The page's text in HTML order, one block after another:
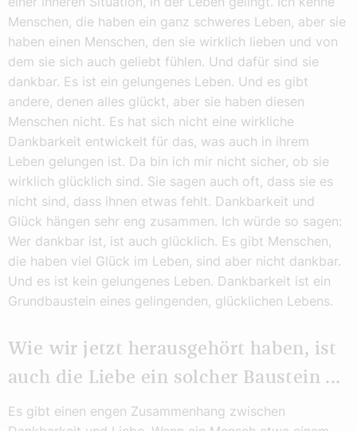
Menschen, die haben ein ganz schweres Leben, aber sie
haben einen Menschen, den sie wirklich lieben und von
dem sie sich auch geliebt fühlen. Und dafür sind sie
dankbar. Es ist ein gelungenes Leben. Und es gibt
andere, denen alles glückt, aber sie haben diesen
Menschen nicht. Es hat sich nicht eine wirkliche
Dankbarkeit entwickelt für das, was auch in ihrem
Leben gelungen ist. Da bin ich mir nicht sicher, ob sie
wirklich glücklich sind. Sie sagen auch oft, dass sie es
nicht sind, dass ihnen etwas fehlt. Dankbarkeit und
Glück hängen sehr eng zusammen. Ich würde so sagen:
Wer dankbar ist, ist auch glücklich. Es gibt Menschen,
die haben viel Glück im Leben, sind aber nicht dankbar.
Und es ist kein gelungenes Leben. Dankbarkeit ist ein
Grundbaustein eines gelingenden, glücklichen Lebens.
Wie wir jetzt herausgehört haben, ist
auch die Liebe ein solcher Baustein ...
Es gibt einen engen Zusammenhang zwischen